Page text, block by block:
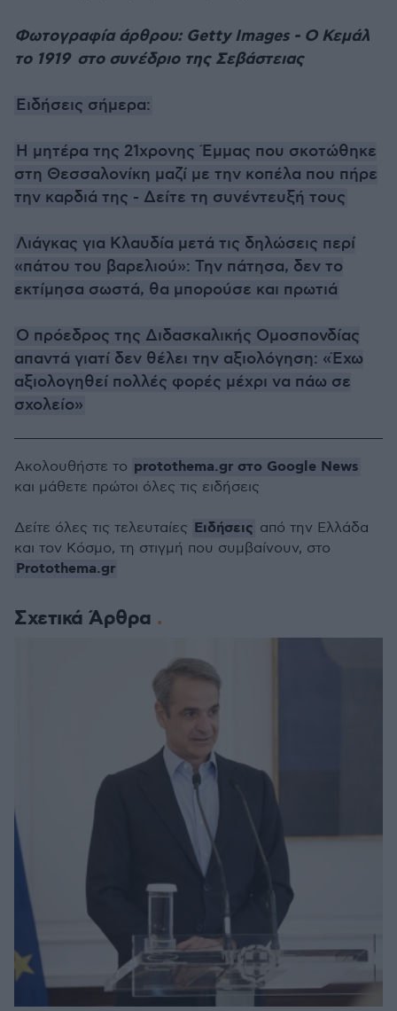
Φωτογραφία άρθρου: Getty Images - Ο Κεμάλ
το 1919 στο συνέδριο της Σεβάστειας
Ειδήσεις σήμερα:
Η μητέρα της 21χρονης Έμμας που σκοτώθηκε
στη Θεσσαλονίκη μαζί με την κοπέλα που πήρε
την καρδιά της - Δείτε τη συνέντευξή τους
Λιάγκας για Κλαυδία μετά τις δηλώσεις περί
«πάτου του βαρελιού»: Την πάτησα, δεν το
εκτίμησα σωστά, θα μπορούσε και πρωτιά
Ο πρόεδρος της Διδασκαλικής Ομοσπονδίας
απαντά γιατί δεν θέλει την αξιολόγηση: «Έχω
αξιολογηθεί πολλές φορές μέχρι να πάω σε
σχολείο»
Σχετικά Άρθρα
Ακολουθήστε το protothema.gr στο Google News
και μάθετε πρώτοι όλες τις ειδήσεις
Δείτε όλες τις τελευταίες Ειδήσεις από την Ελλάδα
και τον Κόσμο, τη στιγμή που συμβαίνουν, στο
Protothema.gr